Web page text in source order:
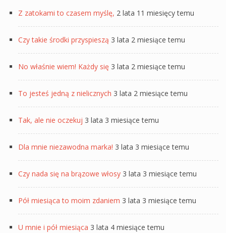
Z zatokami to czasem myślę, 2 lata 11 miesięcy temu
Czy takie środki przyspieszą 3 lata 2 miesiące temu
No właśnie wiem! Każdy się 3 lata 2 miesiące temu
To jesteś jedną z nielicznych 3 lata 2 miesiące temu
Tak, ale nie oczekuj 3 lata 3 miesiące temu
Dla mnie niezawodna marka! 3 lata 3 miesiące temu
Czy nada się na brązowe włosy 3 lata 3 miesiące temu
Pół miesiąca to moim zdaniem 3 lata 3 miesiące temu
U mnie i pół miesiąca 3 lata 4 miesiące temu